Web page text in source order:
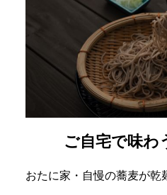
ご自宅で味わ
おたに家・自慢の蕎麦が乾